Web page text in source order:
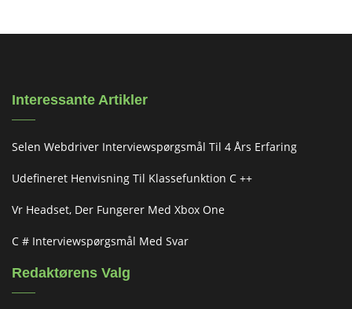
Interessante Artikler
Selen Webdriver Interviewspørgsmål Til 4 Års Erfaring
Udefineret Henvisning Til Klassefunktion C ++
Vr Headset, Der Fungerer Med Xbox One
C # Interviewspørgsmål Med Svar
Redaktørens Valg